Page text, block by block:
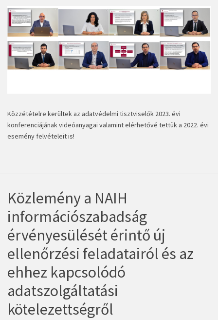
Közzétételre kerültek az adatvédelmi tisztviselők 2023. évi
konferenciájának videóanyagai valamint elérhetővé tettük a 2022. évi
esemény felvételeit is!
Közlemény a NAIH
információszabadság
érvényesülését érintő új
ellenőrzési feladatairól és az
ehhez kapcsolódó
adatszolgáltatási
kötelezettségről